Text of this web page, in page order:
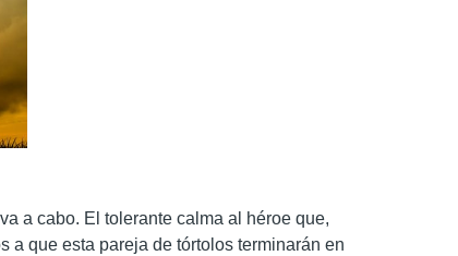
a cabo. El tolerante calma al héroe que,
a que esta pareja de tórtolos terminarán en